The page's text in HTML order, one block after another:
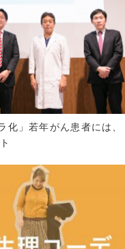
化」若年がん患者には、